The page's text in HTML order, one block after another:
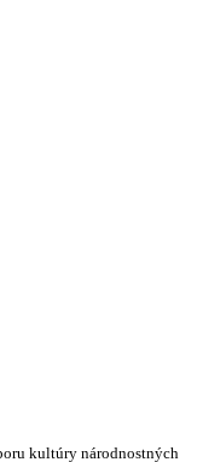
kultúry národnostných